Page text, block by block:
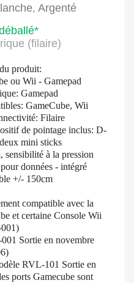
Argenté
(filaire)
produit:
ou Wii - Gamepad
Gamepad
GameCube, Wii
Filaire
de pointage inclus: D-
mini sticks
sensibilité à la pression
données - intégré
+/- 150cm
compatible avec la
et certaine Console Wii
Sortie en novembre
RVL-101 Sortie en
ports Gamecube sont